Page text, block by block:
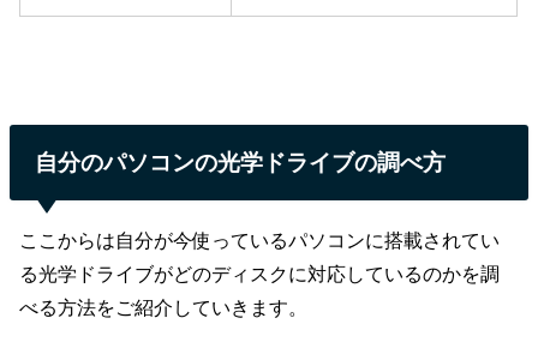
自分のパソコンの光学ドライブの調べ方
ここからは自分が今使っているパソコンに搭載されてい
る光学ドライブがどのディスクに対応しているのかを調
べる方法をご紹介していきます。